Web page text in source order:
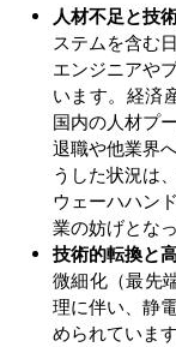
人材不足と技
ステムを含む
エンジニアや
います。経済
国内の人材プ
退職や他業界
うした状況は
ウェーハハン
業の妨げとな
技術的転換と
微細化（最先
理に伴い、静
められていま